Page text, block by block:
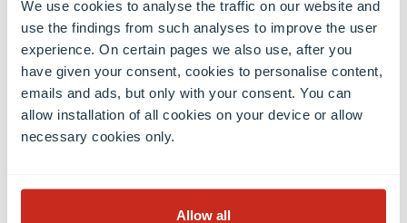
We use cookies to analyse the traffic on our website and
use the findings from such analyses to improve the user
experience. On certain pages we also use, after you
have given your consent, cookies to personalise content,
emails and ads, but only with your consent. You can
allow installation of all cookies on your device or allow
necessary cookies only.
Allow all
sociale. L’Université du Luxembourg a été choisie
pour coordonner le projet WorkYP, en raison de sa
réputation exceptionnelle d’incubateur efficace de
projets de recherche multidisciplinaires, aux
implications concrètes.
l’UE devrait garantir le droit à une vie décente, mais